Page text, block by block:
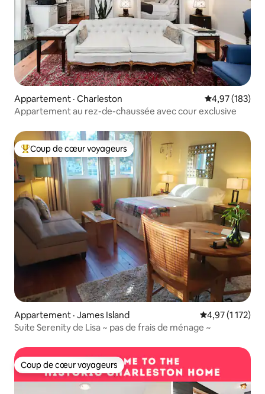
Appartement · Charleston Note
4,97 (183)
Appartement au rez-de-chaussée avec cour exclusive
Coup de cœur voyageurs parmi les plus aimés
Coup de cœur voyageurs
Appartement · James Island Note moyenne
4,97 (1 172)
Suite Serenity de Lisa ~ pas de frais de ménage ~
Coup de cœur voyageurs
Coup de cœur voyageurs